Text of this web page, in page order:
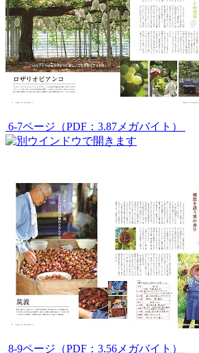
6-7ページ（PDF：3.87メガバイト）
8-9ページ（PDF：3.56メガバイト）